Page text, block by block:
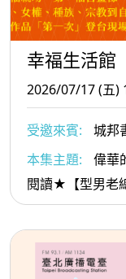
幸福生活館
2026/07/17 (五)
受邀來賓:
城邦
本集主題:
偉華
閱讀★【型男老